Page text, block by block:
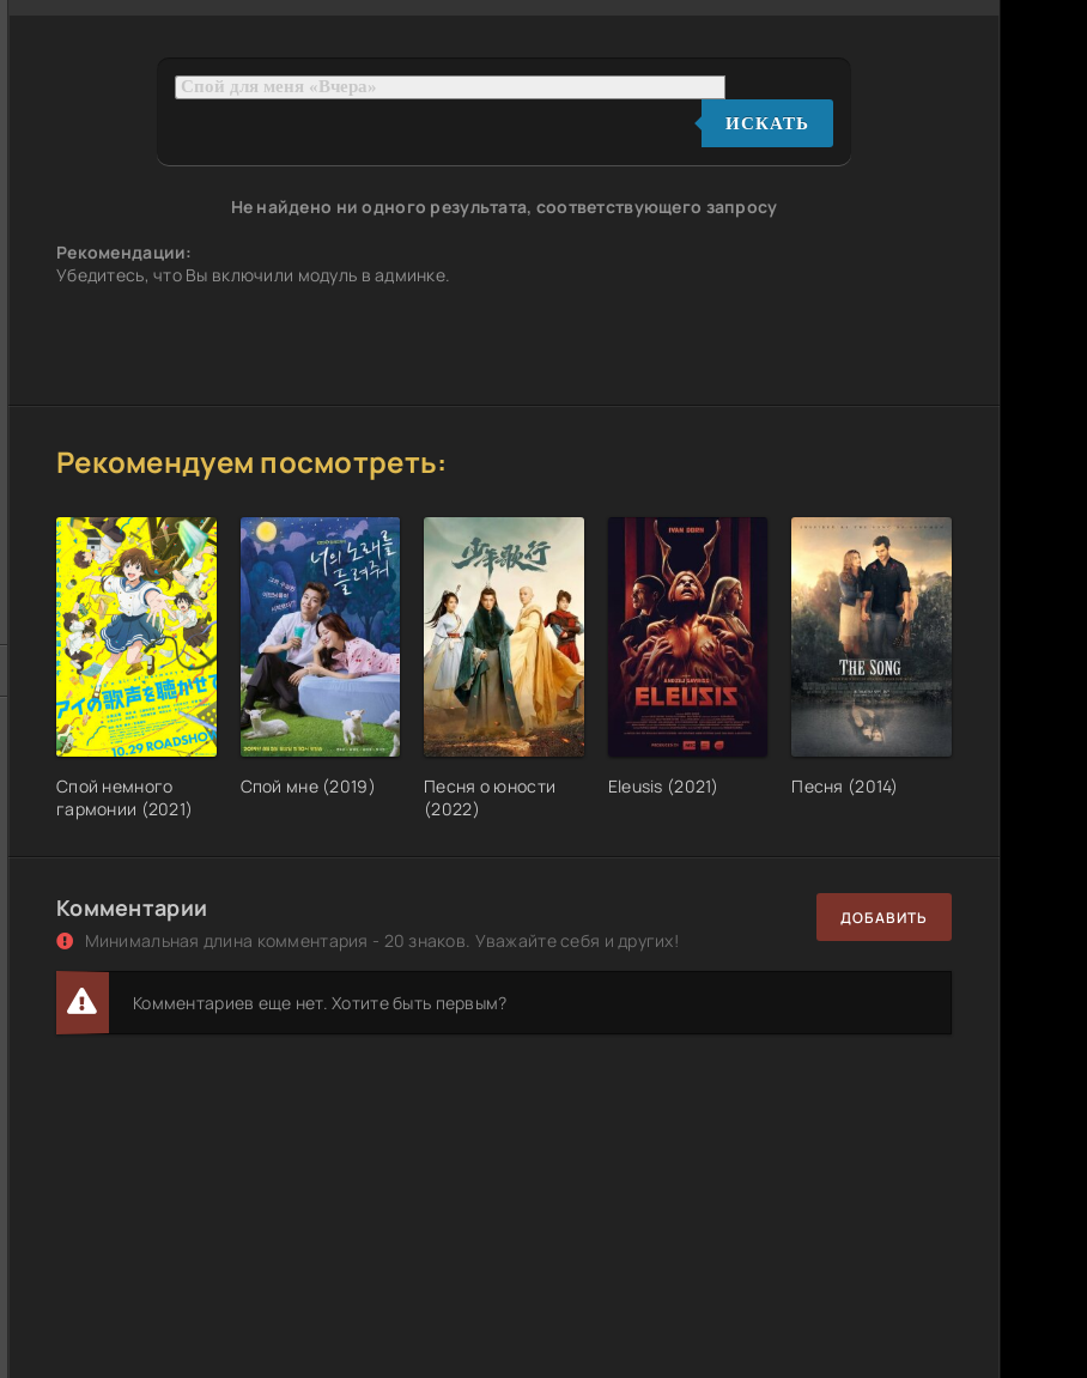
ИСКАТЬ
Не найдено ни одного результата, соответствующего запросу
Рекомендации:
Убедитесь, что Вы включили модуль в админке.
Рекомендуем посмотреть:
Спой немного
гармонии (2021)
Спой мне (2019)
Песня о юности
(2022)
Eleusis (2021) Песня (2014)
Комментарии
Минимальная длина комментария - 20 знаков. Уважайте себя и других!
ДОБАВИТЬ
Комментариев еще нет. Хотите быть первым?